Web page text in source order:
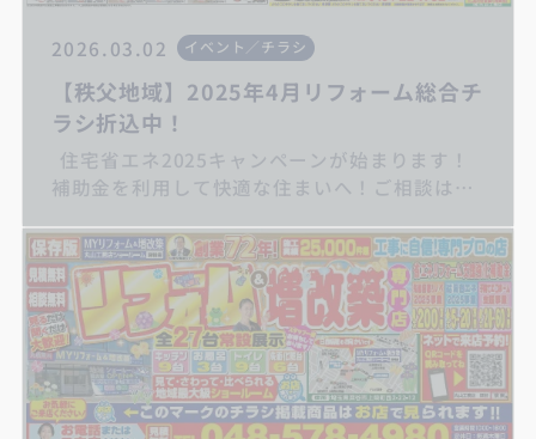
2026.03.02 イベント／チラシ
【秩父地域】2025年4月リフォーム総合チ
ラシ折込中！
住宅省エネ2025キャンペーンが始まります！
補助金を利用して快適な住まいへ！ご相談はお
お風呂リフォーム/トイレリフォーム/洗面化粧
台リフォーム/給湯器交換/屋根・外壁リフォー
ム/住宅省エネ2025キャンペーン/子育てグリー
ン支援事業/先進的窓リノベ2025事業